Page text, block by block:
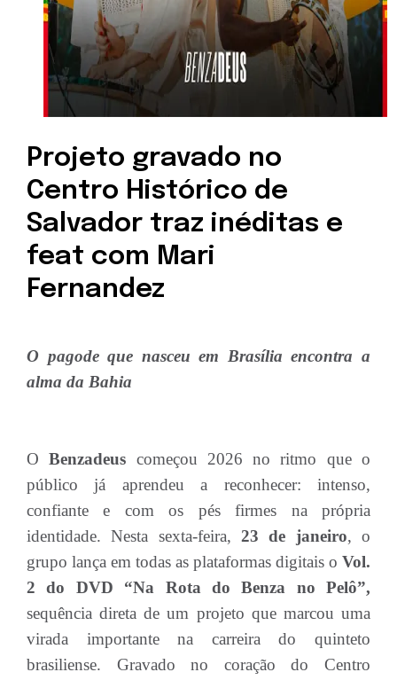
Projeto gravado no
Centro Histórico de
Salvador traz inéditas e
feat com Mari
Fernandez
O pagode que nasceu em Brasília encontra a
alma da Bahia
OBenzadeus começou 2026 no ritmo que o
público já aprendeu a reconhecer: intenso,
confiante e com os pés firmes na própria
identidade. Nesta sexta-feira, 23 de janeiro, o
grupo lança em todas as plataformas digitais o Vol.
2 do DVD “Na Rota do Benza no Pelô”,
sequência direta de um projeto que marcou uma
virada importante na carreira do quinteto
brasiliense. Gravado no coração do Centro